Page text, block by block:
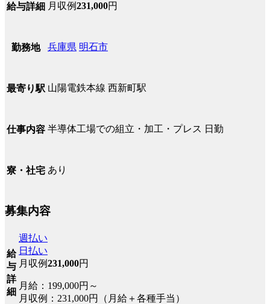
給与詳細 月収例231,000円
勤務地 兵庫県 明石市
最寄り駅 山陽電鉄本線 西新町駅
仕事内容 半導体工場での組立・加工・プレス 日勤
寮・社宅 あり
募集内容
給
与
詳
細
週払い
日払い
月収例231,000円
月給：199,000円～
月収例：231,000円（月給＋各種手当）